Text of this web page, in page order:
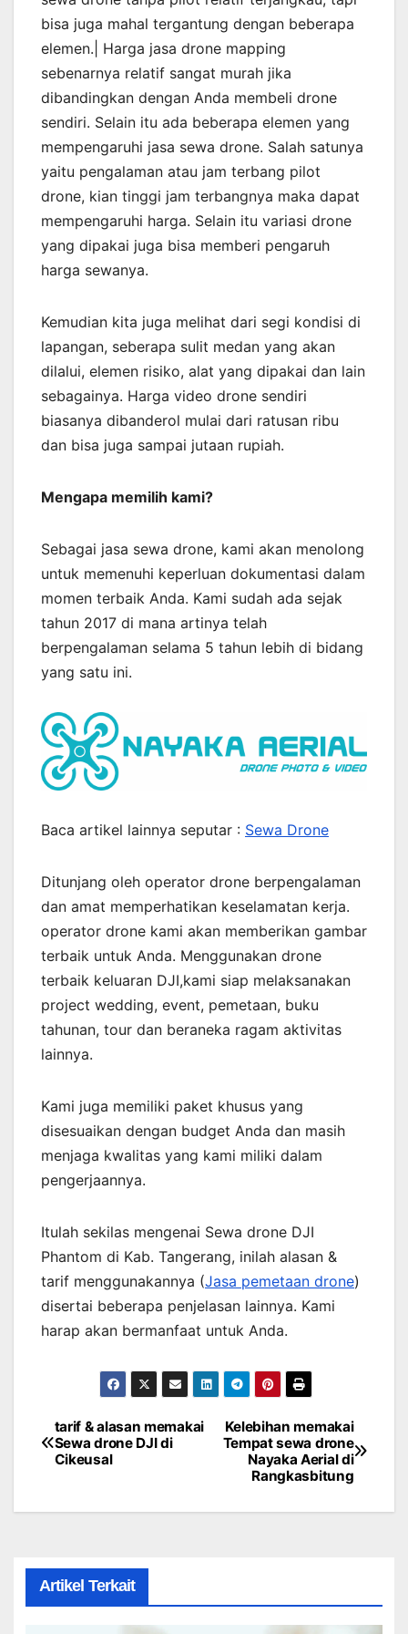
bisa juga mahal tergantung dengan beberapa
elemen.| Harga jasa drone mapping
sebenarnya relatif sangat murah jika
dibandingkan dengan Anda membeli drone
sendiri. Selain itu ada beberapa elemen yang
mempengaruhi jasa sewa drone. Salah satunya
yaitu pengalaman atau jam terbang pilot
drone, kian tinggi jam terbangnya maka dapat
mempengaruhi harga. Selain itu variasi drone
yang dipakai juga bisa memberi pengaruh
harga sewanya.
Kemudian kita juga melihat dari segi kondisi di
lapangan, seberapa sulit medan yang akan
dilalui, elemen risiko, alat yang dipakai dan lain
sebagainya. Harga video drone sendiri
biasanya dibanderol mulai dari ratusan ribu
dan bisa juga sampai jutaan rupiah.
Mengapa memilih kami?
Sebagai jasa sewa drone, kami akan menolong
untuk memenuhi keperluan dokumentasi dalam
momen terbaik Anda. Kami sudah ada sejak
tahun 2017 di mana artinya telah
berpengalaman selama 5 tahun lebih di bidang
yang satu ini.
Baca artikel lainnya seputar : Sewa Drone
Ditunjang oleh operator drone berpengalaman
dan amat memperhatikan keselamatan kerja.
operator drone kami akan memberikan gambar
terbaik untuk Anda. Menggunakan drone
terbaik keluaran DJI,kami siap melaksanakan
project wedding, event, pemetaan, buku
tahunan, tour dan beraneka ragam aktivitas
lainnya.
Kami juga memiliki paket khusus yang
disesuaikan dengan budget Anda dan masih
menjaga kwalitas yang kami miliki dalam
pengerjaannya.
Itulah sekilas mengenai Sewa drone DJI
Phantom di Kab. Tangerang, inilah alasan &
tarif menggunakannya (Jasa pemetaan drone)
disertai beberapa penjelasan lainnya. Kami
harap akan bermanfaat untuk Anda.
Post
navigation
Kelebihan memakai
Tempat sewa drone
Nayaka Aerial di
Rangkasbitung
tarif & alasan memakai
Sewa drone DJI di
Cikeusal
Artikel Terkait